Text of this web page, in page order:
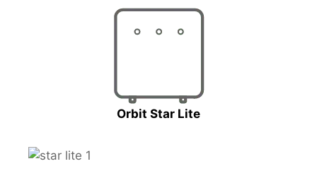
Orbit Star Lite